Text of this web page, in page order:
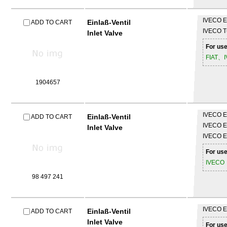
ADD TO CART
1904657
Einlaß-Ventil
Inlet Valve
IVECO
IVECO
For
FIAT、
ADD TO CART
98 497 241
Einlaß-Ventil
Inlet Valve
IVECO
IVECO
IVECO
For
IVECO
ADD TO CART
Einlaß-Ventil
Inlet Valve
IVECO
For